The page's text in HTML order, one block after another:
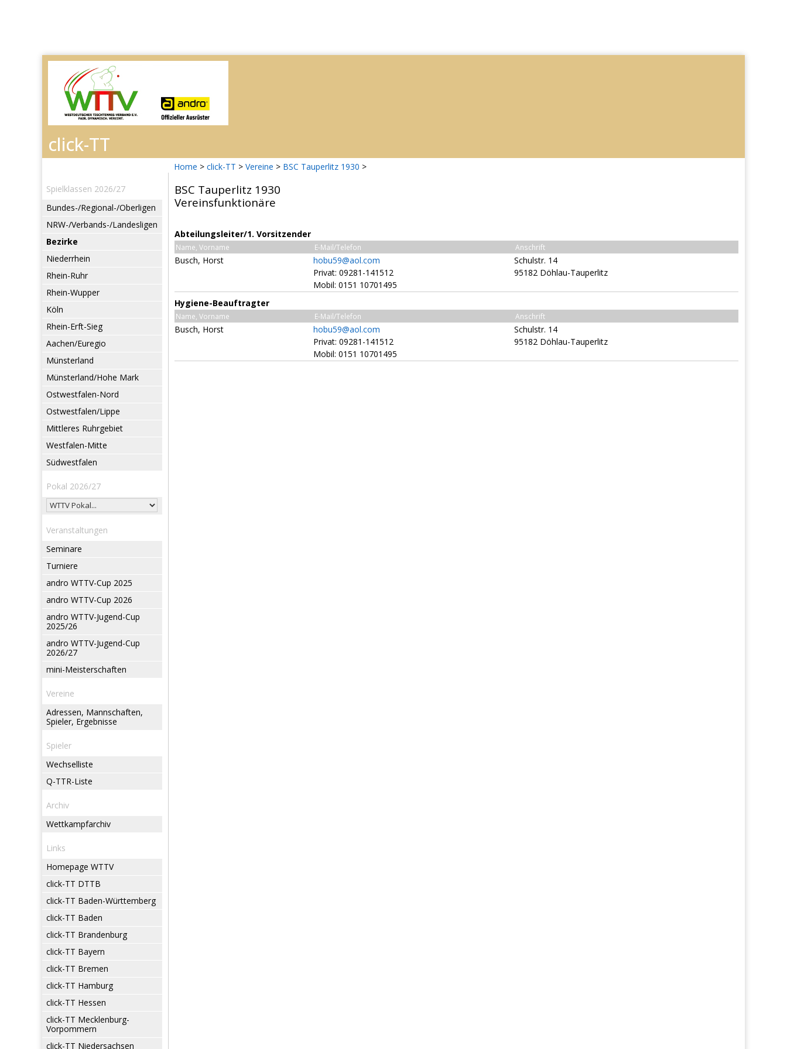
Home > click-TT > Vereine > BSC Tauperlitz 1930 >
Spielklassen 2026/27
Bundes-/Regional-/Oberligen
NRW-/Verbands-/Landesligen
Bezirke
Niederrhein
Rhein-Ruhr
Rhein-Wupper
Köln
Rhein-Erft-Sieg
Aachen/Euregio
Münsterland
Münsterland/Hohe Mark
Ostwestfalen-Nord
Ostwestfalen/Lippe
Mittleres Ruhrgebiet
Westfalen-Mitte
Südwestfalen
Pokal 2026/27
Veranstaltungen
Seminare
Turniere
andro WTTV-Cup 2025
andro WTTV-Cup 2026
andro WTTV-Jugend-Cup
2025/26
andro WTTV-Jugend-Cup
2026/27
mini-Meisterschaften
Vereine
Adressen, Mannschaften,
Spieler, Ergebnisse
Spieler
Wechselliste
Q-TTR-Liste
Archiv
Wettkampfarchiv
Links
Homepage WTTV
click-TT DTTB
click-TT Baden-Württemberg
click-TT Baden
click-TT Brandenburg
click-TT Bayern
click-TT Bremen
click-TT Hamburg
click-TT Hessen
click-TT Mecklenburg-
Vorpommern
click-TT Niedersachsen
BSC Tauperlitz 1930
Vereinsfunktionäre
Abteilungsleiter/1. Vorsitzender
Name, Vorname E-Mail/Telefon Anschrift
Busch, Horst
hobu59@aol.com
Privat: 09281-141512
Mobil: 0151 10701495
Schulstr. 14
95182 Döhlau-Tauperlitz
Hygiene-Beauftragter
Name, Vorname E-Mail/Telefon Anschrift
Busch, Horst
hobu59@aol.com
Privat: 09281-141512
Mobil: 0151 10701495
Schulstr. 14
95182 Döhlau-Tauperlitz